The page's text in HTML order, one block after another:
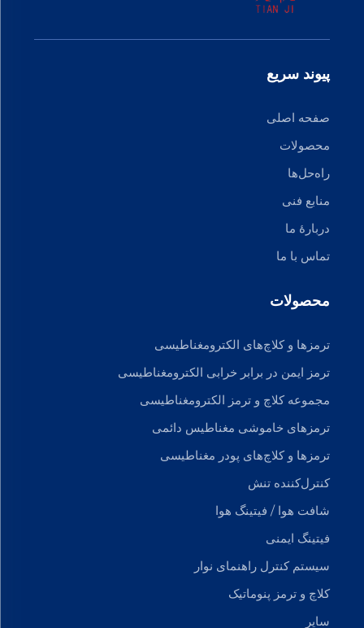
پیوند سریع
صفحه اصلی
محصولات
راه‌حل‌ها
منابع فنی
دربارهٔ ما
تماس با ما
محصولات
ترمزها و کلاچ‌های الکترومغناطیسی
ترمز ایمن در برابر خرابی الکترومغناطیسی
مجموعه کلاچ و ترمز الکترومغناطیسی
ترمزهای خاموشی مغناطیس دائمی
ترمزها و کلاچ‌های پودر مغناطیسی
کنترل‌کننده تنش
شافت هوا / فیتینگ هوا
فیتینگ ایمنی
سیستم کنترل راهنمای نوار
کلاچ و ترمز پنوماتیک
سایر